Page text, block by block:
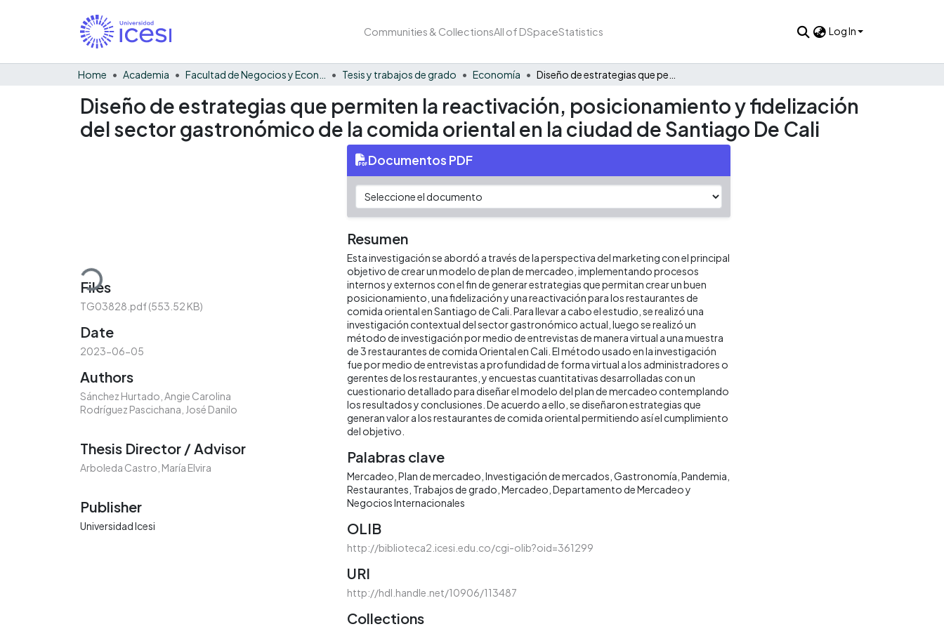
Communities & CollectionsAll of DSpaceStatistics Log In
Home Academia Tesis y trabajos de grado Economía
Diseño de estrategias que permiten la reactivación, posicionamiento y fidelización
del sector gastronómico de la comida oriental en la ciudad de Santiago De Cali
Loading...
Files
TG03828.pdf(553.52 KB)
Date
2023-06-05
Authors
Sánchez Hurtado, Angie Carolina
Rodríguez Pascichana, José Danilo
Thesis Director / Advisor
Arboleda Castro, María Elvira
Publisher
Universidad Icesi
Documentos PDF
Resumen
Esta investigación se abordó a través de la perspectiva del marketing con el principal
objetivo de crear un modelo de plan de mercadeo, implementando procesos
internos y externos con el fin de generar estrategias que permitan crear un buen
posicionamiento, una fidelización y una reactivación para los restaurantes de
comida oriental en Santiago de Cali. Para llevar a cabo el estudio, se realizó una
investigación contextual del sector gastronómico actual, luego se realizó un
método de investigación por medio de entrevistas de manera virtual a una muestra
de 3 restaurantes de comida Oriental en Cali. El método usado en la investigación
fue por medio de entrevistas a profundidad de forma virtual a los administradores o
gerentes de los restaurantes, y encuestas cuantitativas desarrolladas con un
cuestionario detallado para diseñar el modelo del plan de mercadeo contemplando
los resultados y conclusiones. De acuerdo a ello, se diseñaron estrategias que
generan valor a los restaurantes de comida oriental permitiendo así el cumplimiento
del objetivo.
Palabras clave
Mercadeo Plan de mercadeo Investigación de mercados Gastronomía Pandemia
Restaurantes Trabajos de grado Mercadeo Departamento de Mercadeo y
Negocios Internacionales
OLIB
http://biblioteca2.icesi.edu.co/cgi-olib?oid=361299
URI
http://hdl.handle.net/10906/113487
Collections